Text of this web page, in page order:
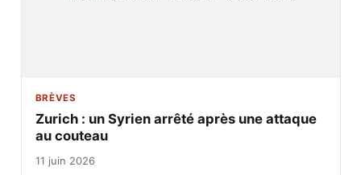
BRÈVES
Zurich : un Syrien arrêté après une attaque
au couteau
11 juin 2026